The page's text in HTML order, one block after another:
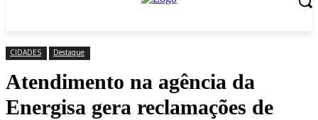
CIDADES Destaque
Atendimento na agência da
Energisa gera reclamações de